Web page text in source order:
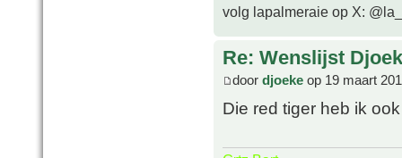
volg lapalmeraie op X:
Re: Wenslijst
door djoeke op 19 maart
Die red tiger heb ik